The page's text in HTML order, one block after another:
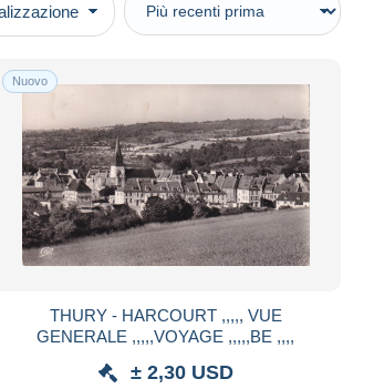
Nuovo
THURY - HARCOURT ,,,,, VUE
GENERALE ,,,,,VOYAGE ,,,,,BE ,,,,
± 2,30 USD